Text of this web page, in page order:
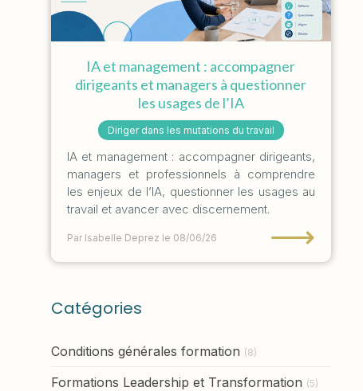
IA et management : accompagner
dirigeants et managers à questionner
les usages de l’IA
Diriger dans les mutations du travail
IA et management : accompagner dirigeants,
managers et professionnels à comprendre
les enjeux de l’IA, questionner les usages au
travail et avancer avec discernement.
Par Isabelle Deprez le 08/06/26 ⟶
Catégories
Conditions générales formation (8)
Formations Leadership et Transformation (5)